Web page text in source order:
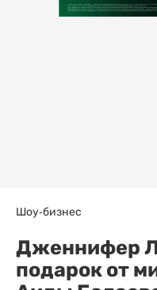
Шоу-бизнес
Дженнифер
подарок от